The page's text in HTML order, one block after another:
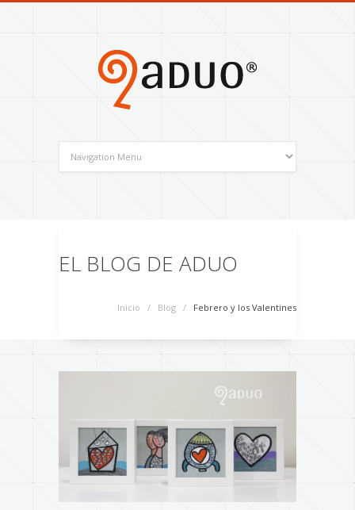
EL BLOG DE ADUO
Inicio / Blog / Febrero y los Valentines